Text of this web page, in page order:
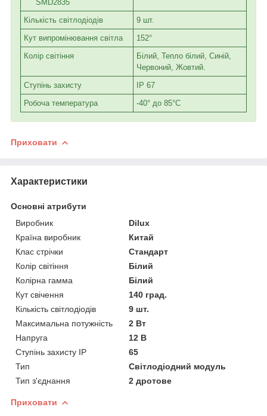
SMD2835
Кількість світлодіодів
9 шт.
Кут випромінювання світла
152°
Колір світіння
Білий, Тепло білий, Синій,
Червоний, Жовтий.
Ступінь захисту
IP 67
Робоча температура
-40° до 85°C
Приховати
Характеристики
Основні атрибути
Виробник
Dilux
Країна виробник
Китай
Клас стрічки
Стандарт
Колір світіння
Білий
Колірна гамма
Білий
Кут свічення
140 град.
Кількість світлодіодів
9 шт.
Максимальна потужність
2 Вт
Напруга
12 В
Ступінь захисту IP
65
Тип
Світлодіодний модуль
Тип з'єднання
2 дротове
Приховати